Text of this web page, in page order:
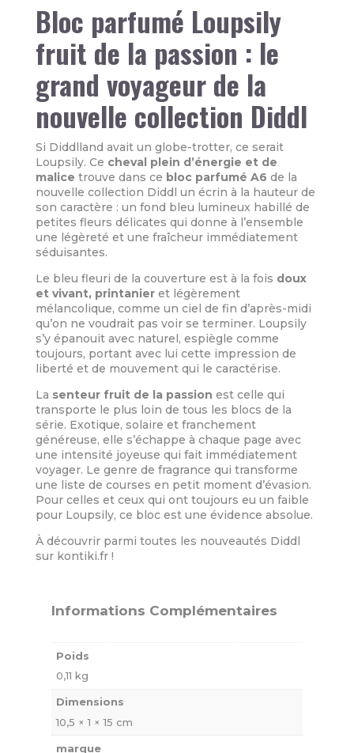
Bloc parfumé Loupsily
fruit de la passion : le
grand voyageur de la
nouvelle collection Diddl
Si Diddlland avait un globe-trotter, ce serait
Loupsily. Ce cheval plein d’énergie et de
malice trouve dans ce bloc parfumé A6 de la
nouvelle collection Diddl un écrin à la hauteur de
son caractère : un fond bleu lumineux habillé de
petites fleurs délicates qui donne à l’ensemble
une légèreté et une fraîcheur immédiatement
séduisantes.
Le bleu fleuri de la couverture est à la fois doux
et vivant, printanieret légèrement
mélancolique, comme un ciel de fin d’après-midi
qu’on ne voudrait pas voir se terminer. Loupsily
s’y épanouit avec naturel, espiègle comme
toujours, portant avec lui cette impression de
liberté et de mouvement qui le caractérise.
La senteur fruit de la passion est celle qui
transporte le plus loin de tous les blocs de la
série. Exotique, solaire et franchement
généreuse, elle s’échappe à chaque page avec
une intensité joyeuse qui fait immédiatement
voyager. Le genre de fragrance qui transforme
une liste de courses en petit moment d’évasion.
Pour celles et ceux qui ont toujours eu un faible
pour Loupsily, ce bloc est une évidence absolue.
À découvrir parmi toutes les nouveautés Diddl
sur kontiki.fr !
Informations Complémentaires
Poids
0,11 kg
Dimensions
10,5 × 1 × 15 cm
marque